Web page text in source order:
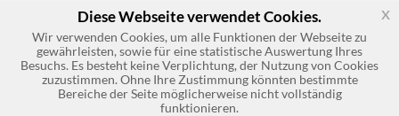
Diese Webseite verwendet Cookies.
Wir verwenden Cookies, um alle Funktionen der Webseite zu
gewährleisten, sowie für eine statistische Auswertung Ihres
Besuchs. Es besteht keine Verplichtung, der Nutzung von Cookies
zuzustimmen. Ohne Ihre Zustimmung könnten bestimmte
Bereiche der Seite möglicherweise nicht vollständig
funktionieren.
x